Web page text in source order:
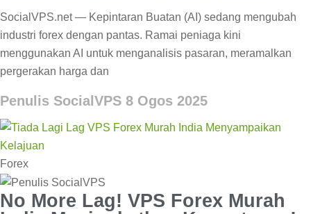
SocialVPS.net — Kepintaran Buatan (AI) sedang mengubah
industri forex dengan pantas. Ramai peniaga kini
menggunakan AI untuk menganalisis pasaran, meramalkan
pergerakan harga dan
Penulis SocialVPS 8 Ogos 2025
Forex
No More Lag! VPS Forex Murah